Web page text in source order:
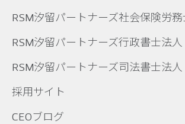
RSM汐留パートナーズ社会保険労
RSM汐留パートナーズ行政書士法人
RSM汐留パートナーズ司法書士法人
採用サイト
CEOブログ